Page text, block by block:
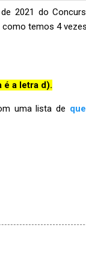
2021 do
como temos 4
é a letra d).
uma lista de